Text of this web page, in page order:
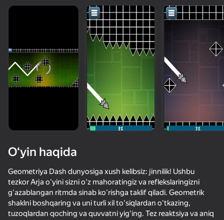
50+ top o‘yinlar, ularni o‘ynaydilar
hatto «o‘ynamaydigan» odamlar ham
Top 50 o'yinlar
Геометри Клик: Эволюция Демонов
64
Геометри Даш: 2.2 Волна Челлендж!
Геометри Дэш Мастер
46
O‘yin haqida
Geometriya Dash dunyosiga xush kelibsiz: jinnilik! Ushbu
tezkor Arja o'yini sizni o'z mahoratingiz va reflekslaringizni
g'azablangan ritmda sinab ko'rishga taklif qiladi. Geometrik
shaklni boshqaring va uni turli xil to'siqlardan o'tkazing,
tuzoqlardan qoching va quvvatni yig'ing. Tez reaktsiya va aniq